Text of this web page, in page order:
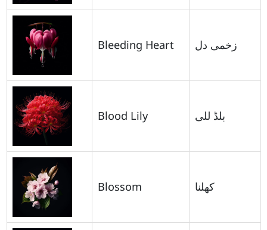
Bleeding Heart زخمی دل
Blood Lily بلڈ للی
Blossom کھلنا